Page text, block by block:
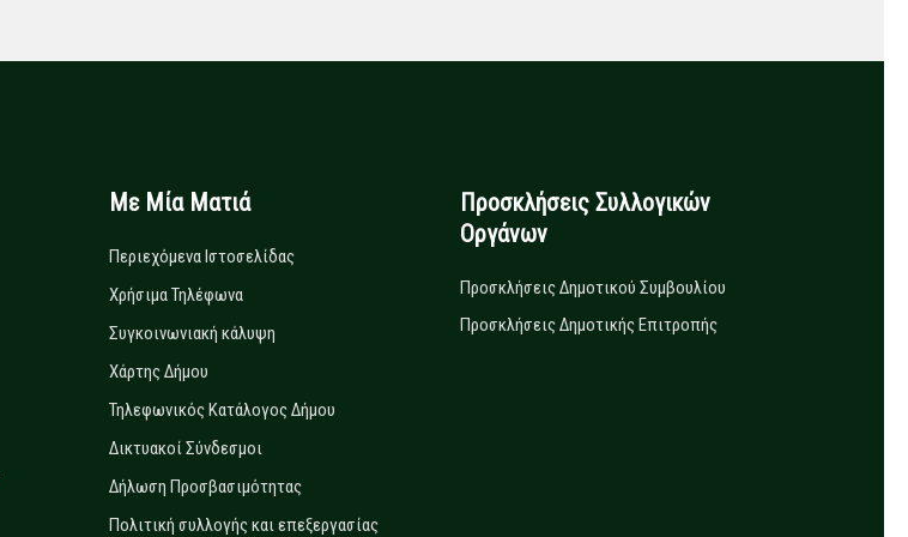
Με Μία Ματιά
Περιεχόμενα Ιστοσελίδας
Χρήσιμα Τηλέφωνα
Συγκοινωνιακή κάλυψη
Χάρτης Δήμου
Τηλεφωνικός Κατάλογος Δήμου
Δικτυακοί Σύνδεσμοι
Δήλωση Προσβασιμότητας
Πολιτική συλλογής και επεξεργασίας
Προσκλήσεις Συλλογικών
Οργάνων
Προσκλήσεις Δημοτικού Συμβουλίου
Προσκλήσεις Δημοτικής Επιτροπής